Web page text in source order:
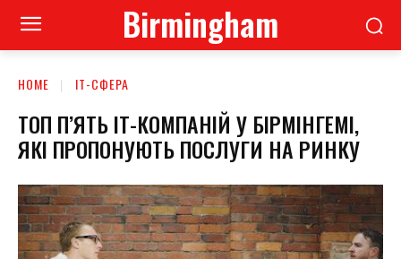
Birmingham
HOME ІТ-СФЕРА
ТОП П’ЯТЬ ІТ-КОМПАНІЙ У БІРМІНГЕМІ,
ЯКІ ПРОПОНУЮТЬ ПОСЛУГИ НА РИНКУ